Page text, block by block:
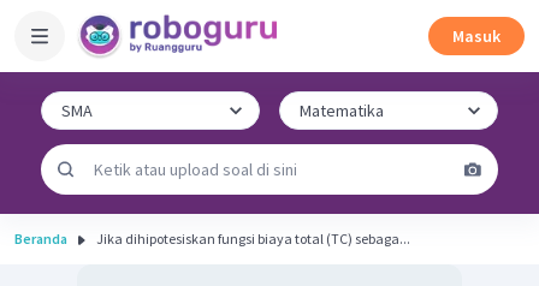
Masuk
Beranda Jika dihipotesiskan fungsi biaya total (TC) sebaga...